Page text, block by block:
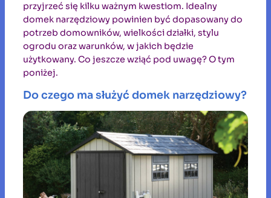
przyjrzeć się kilku ważnym kwestiom. Idealny
domek narzędziowy powinien być dopasowany do
potrzeb domowników, wielkości działki, stylu
ogrodu oraz warunków, w jakich będzie
użytkowany. Co jeszcze wziąć pod uwagę? O tym
poniżej.
Do czego ma służyć domek narzędziowy?